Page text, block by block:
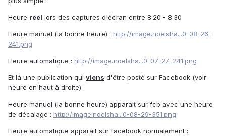
Heure reel lors des captures d'écran entre 8:20 - 8:30
Heure manuel (la bonne heure) : http://image.noelsha...0-08-26-
241.png
Heure automatique : http://image.noelsha...0-07-27-241.png
Et là une publication qui viens d'être posté sur Facebook (voir
heure en haut à droite) :
Heure manuel (la bonne heure) apparait sur fcb avec une heure
de décalage : http://image.noelsha...0-08-29-351.png
Heure automatique apparait sur facebook normalement :